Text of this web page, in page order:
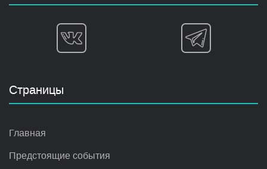
Страницы
Главная
Предстоящие события